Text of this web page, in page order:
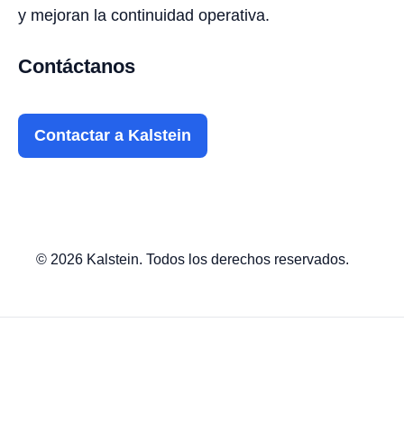
y mejoran la continuidad operativa.
Contáctanos
Contactar a Kalstein
© 2026 Kalstein. Todos los derechos reservados.